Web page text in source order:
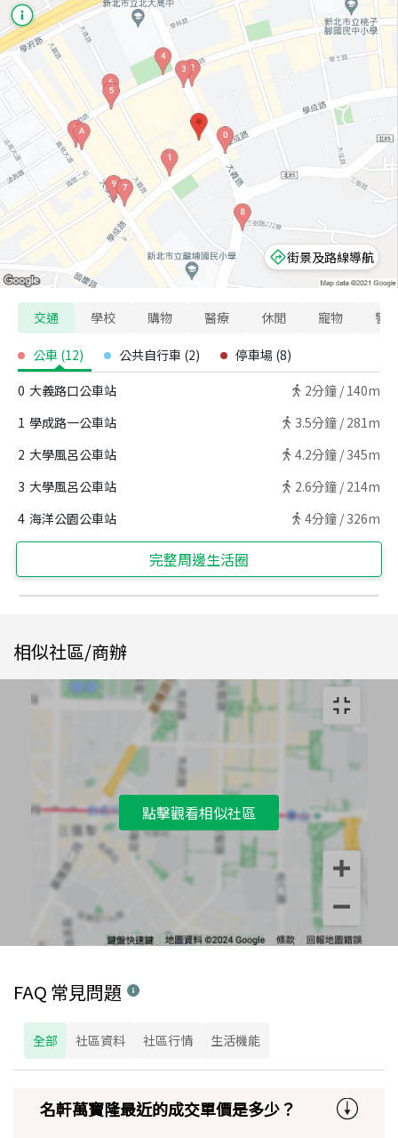
街景及路線導航
交通 學校 購物 醫療 休閒 寵物 警
公車 (12) 公共自行車 (2) 停車場 (8)
0 大義路口公車站 2分鐘 / 140m
1 學成路一公車站 3.5分鐘 / 281m
2 大學風呂公車站 4.2分鐘 / 345m
3 大學風呂公車站 2.6分鐘 / 214m
4 海洋公園公車站 4分鐘 / 326m
完整周邊生活圈
相似社區/商辦
點擊觀看相似社區
FAQ 常見問題
全部 社區資料 社區行情 生活機能
名軒萬寶隆最近的成交單價是多少？